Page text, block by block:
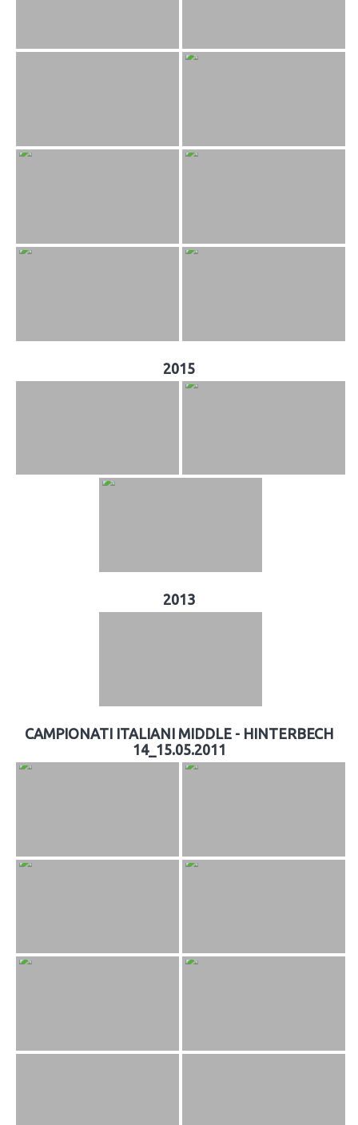
2015
2013
CAMPIONATI ITALIANI MIDDLE - HINTERBECH
14_15.05.2011